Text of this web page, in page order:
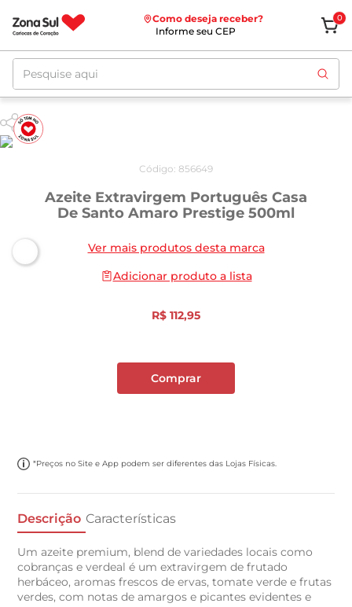
Como deseja receber?
Informe seu CEP
0
Pesquise aqui
Código: 856649
Azeite Extravirgem Português Casa
De Santo Amaro Prestige 500ml
Ver mais produtos desta marca
Adicionar produto a lista
R$ 112,95
Comprar
*Preços no Site e App podem ser diferentes das Lojas Físicas.
Descrição Características
Um azeite premium, blend de variedades locais como
cobranças e verdeal é um extravirgem de frutado
herbáceo, aromas frescos de ervas, tomate verde e frutas
verdes, com notas de amargos e picantes evidentes e